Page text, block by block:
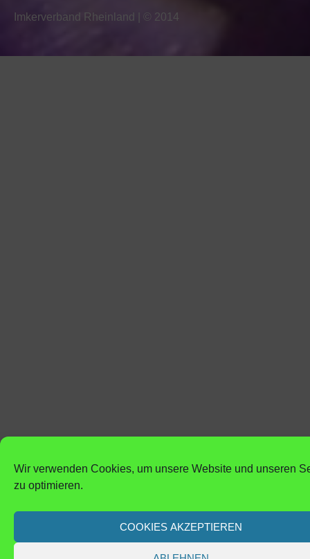
Wir verwenden Cookies, um unsere Website und unseren
zu optimieren.
COOKIES AKZEPTIEREN
Imkerverband Rheinland © 2014